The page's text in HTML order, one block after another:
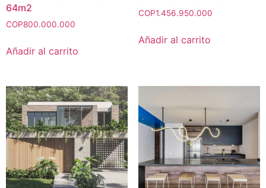
64m2
COP800.000.000
Añadir al carrito
COP1.456.950.000
Añadir al carrito